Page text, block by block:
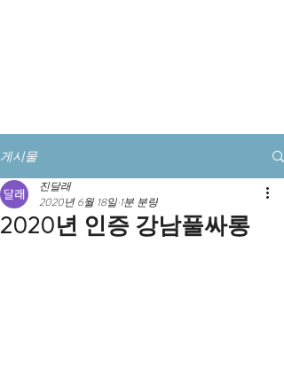
게시물
2020년 인증 강남풀싸롱
진달래
2020년 6월 18일 1분 분량